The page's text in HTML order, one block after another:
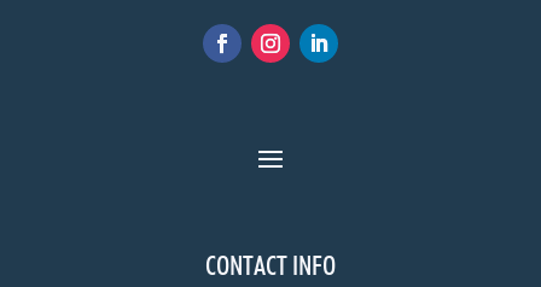
CONTACT INFO